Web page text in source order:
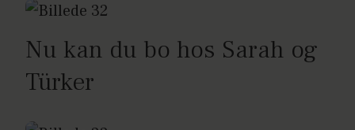
Nu kan du bo hos Sarah og
Türker